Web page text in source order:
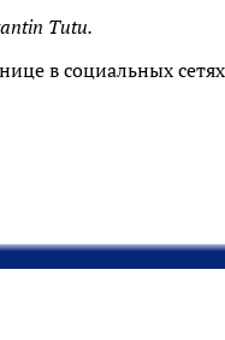
Tutu.
в социальных сетях